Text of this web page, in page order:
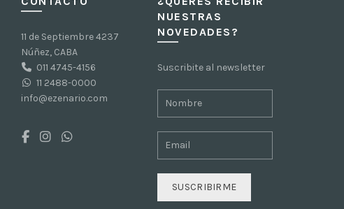
11 de Septiembre 4237
Núñez, CABA
011 4745-4156
11 2488-0000
info@ezenario.com
NUESTRAS
NOVEDADES?
Suscribite al newsletter